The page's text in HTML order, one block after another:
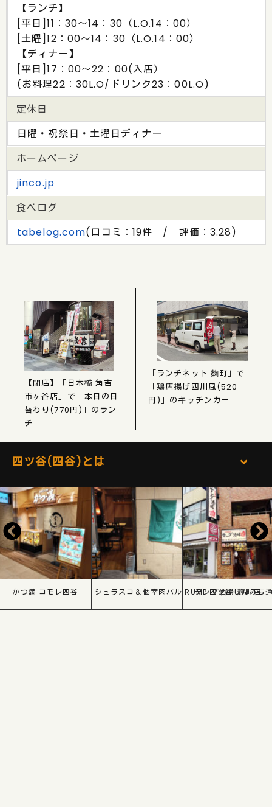
【ランチ】
[平日]11：30～14：30（L.O.14：00）
[土曜]12：00～14：30（L.O.14：00）
【ディナー】
[平日]17：00～22：00(入店）
(お料理22：30L.O/ドリンク23：00L.O)
定休日
日曜・祝祭日・土曜日ディナー
ホームページ
jinco.jp
食べログ
tabelog.com(口コミ：19件 / 評価：3.28)
【閉店】「日本橋 角吉
市ヶ谷店」で「本日の日
替わり(770円)」のラン
チ
「ランチネット 麴町」で
「鶏唐揚げ四川風(520
円)」のキッチンカー
四ツ谷(四谷)とは
かつ満 コモレ四谷 シュラスコ＆個室肉バル RUMP 四ツ谷しんみち
テング酒場 麹町店